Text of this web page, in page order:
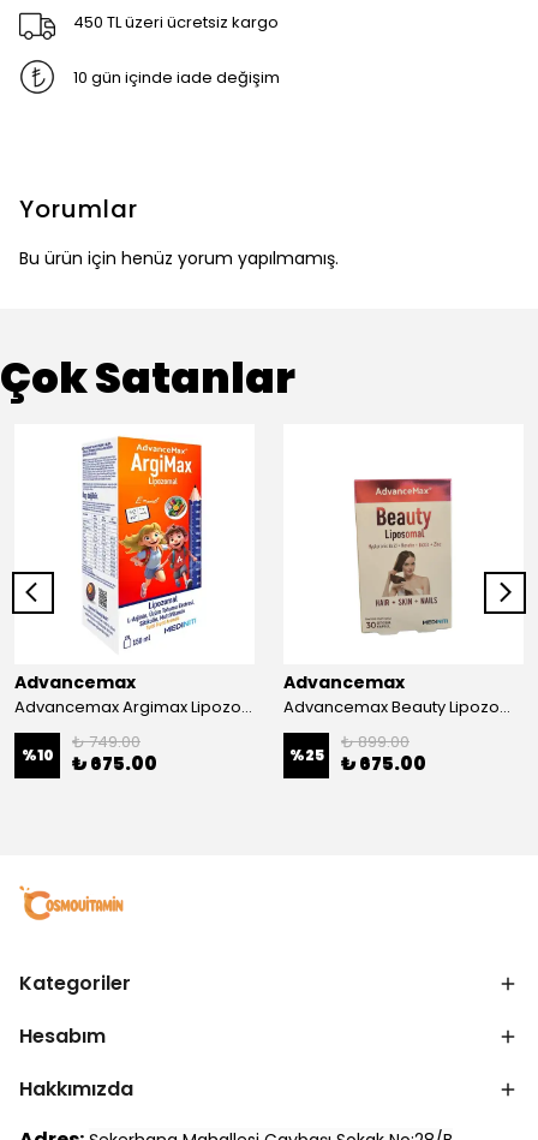
450 TL üzeri ücretsiz kargo
10 gün içinde iade değişim
Yorumlar
Bu ürün için henüz yorum yapılmamış.
Çok Satanlar
Advancemax
Advancemax Argimax Lipozomal Sıvı 150 ml 8684375607587
%10
₺ 749.00
₺ 675.00
Advancemax
Advancemax Beauty Lipozomal Hyalüronik Asit Keratin Biotin Zn 30 Kapsül 8684375607556
%25
₺ 899.00
₺ 675.00
Kategoriler
Hesabım
Hakkımızda